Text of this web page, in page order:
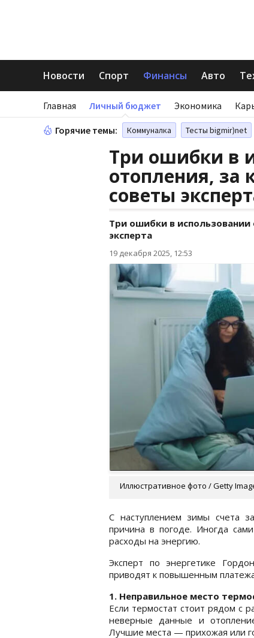
Новости Спорт Финансы Авто
Главная Личный бюджет Экономика
Горячие темы: Коммуналка Тесты bigmir)net
Три ошибки в
отопления, за
советы
Три ошибки в
эксперта
19 декабря 2025, 12:53
Иллюстративное фото / Getty
С наступлением зимы счета
причина в погоде. Иногда
расходы на энергию.
Эксперт по энергетике
приводят к повышенным
1. Неправильное место
Если термостат стоит рядом с
неверные данные и
Лучшие места — прихожая или